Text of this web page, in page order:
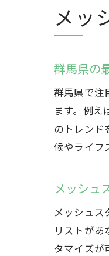
メッ
群馬県の
群馬県で注
ます。例
のトレンド
候やライフ
メッシュ
メッシュス
リストが
タマイズが